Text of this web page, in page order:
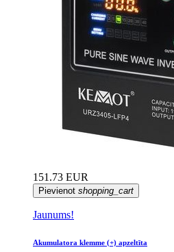
151.73 EUR
Pievienot shopping_cart
Jaunums!
Akumulatora klemme (+) apzeltīta